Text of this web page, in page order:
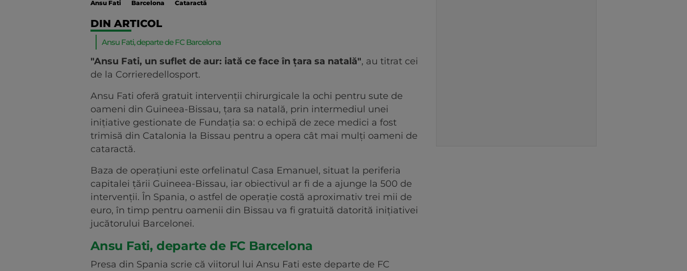
Ansu Fati Barcelona Cataractă
DIN ARTICOL
Ansu Fati, departe de FC Barcelona
"Ansu Fati, un suflet de aur: iată ce face în țara sa natală", au titrat cei
de la Corrieredellosport.
Ansu Fati oferă gratuit intervenții chirurgicale la ochi pentru sute de
oameni din Guineea-Bissau, țara sa natală, prin intermediul unei
inițiative gestionate de Fundația sa: o echipă de zece medici a fost
trimisă din Catalonia la Bissau pentru a opera cât mai mulți oameni de
cataractă.
Baza de operațiuni este orfelinatul Casa Emanuel, situat la periferia
capitalei țării Guineea-Bissau, iar obiectivul ar fi de a ajunge la 500 de
intervenții. În Spania, o astfel de operație costă aproximativ trei mii de
euro, în timp pentru oamenii din Bissau va fi gratuită datorită inițiativei
jucătorului Barcelonei.
Ansu Fati, departe de FC Barcelona
Presa din Spania scrie că viitorul lui Ansu Fati este departe de FC